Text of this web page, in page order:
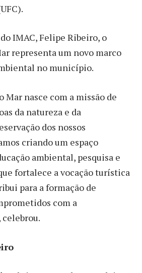
IMAC, Felipe Ribeiro, o
representa um novo marco
no município.
Mar nasce com a missão de
da natureza e da
dos nossos
criando um espaço
ambiental, pesquisa e
fortalece a vocação turística
para a formação de
com a